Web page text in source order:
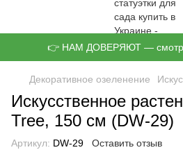
👉 НАМ ДОВЕРЯЮТ —
Декоративное озеленение
Искусственное
Tree, 150 см (DW-29)
Артикул: DW-29 Оставить отзыв